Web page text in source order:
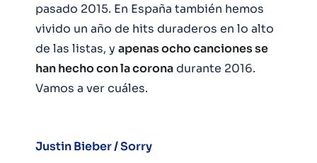
pasado 2015. En España también hemos
vivido un año de hits duraderos en lo alto
de las listas, y apenas ocho canciones se
han hecho con la coronadurante 2016.
Vamos a ver cuáles.
Justin Bieber / Sorry